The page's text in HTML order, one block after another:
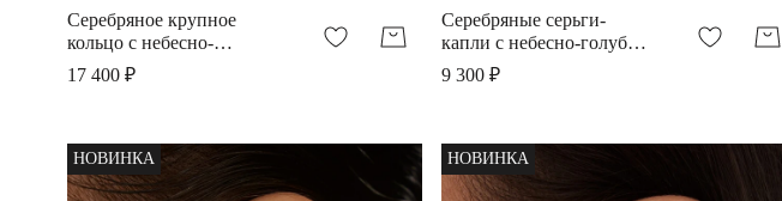
Серебряное крупное
кольцо с небесно-
голубой шпинелью
17 400 ₽
Серебряные серьги-
капли с небесно-голубой
шпинелью
9 300 ₽
НОВИНКА НОВИНКА